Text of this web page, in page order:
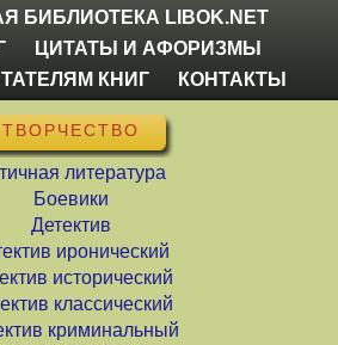
БИБЛИОТЕКА LIBOK.NET
ЦИТАТЫ И АФОРИЗМЫ
КНИГ
КОНТАКТЫ
ТВОРЧЕСТВО
литература
Боевики
Детектив
иронический
исторический
классический
криминальный